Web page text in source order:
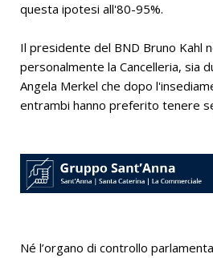
questa ipotesi all'80-95%.
Il presidente del BND Bruno Kahl
personalmente la Cancelleria, sia
Angela Merkel che dopo
entrambi hanno preferito tenere
Né l’organo di controllo